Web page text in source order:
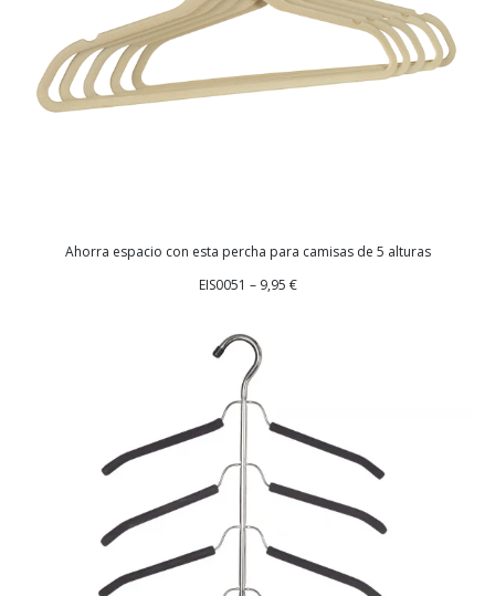
Ahorra espacio con esta percha para camisas de 5 alturas
EIS0051 – 9,95 €